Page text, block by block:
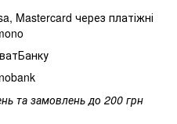
Mastercard через платіжні
та замовлень до 200 грн